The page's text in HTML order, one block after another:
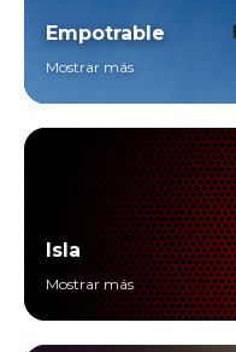
Empotrable
Mostrar más
Isla
Mostrar más